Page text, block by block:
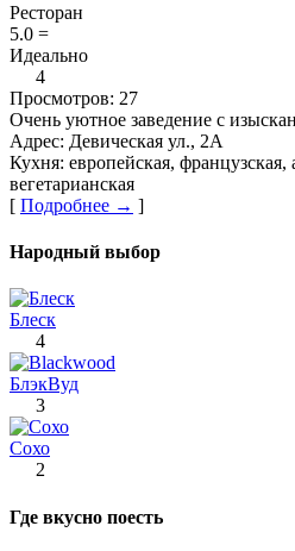
Ресторан
5.0 =
Идеально
4
Просмотров: 27
Очень уютное заведение с
Адрес: Девическая ул., 2А
Кухня: европейская, французская,
вегетарианская
[ Подробнее → ]
Народный выбор
Блеск
4
БлэкВуд
3
Сохо
2
Где вкусно поесть